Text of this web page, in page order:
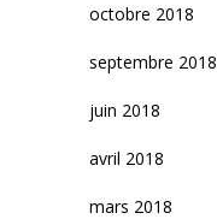
octobre 2018
septembre 2018
juin 2018
avril 2018
mars 2018